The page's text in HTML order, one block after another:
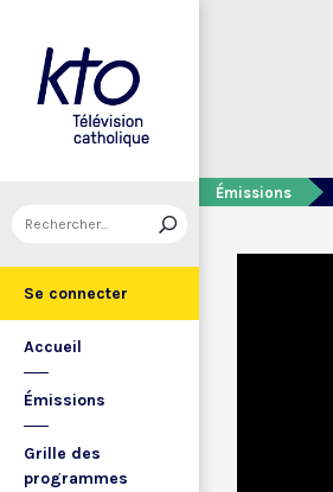
Se connecter
Accueil
Émissions
Grille des
programmes
Émissions